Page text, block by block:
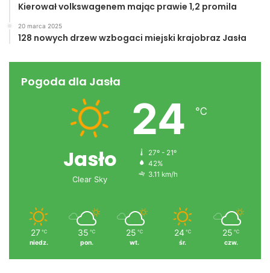
Kierował volkswagenem mając prawie 1,2 promila
20 marca 2025
128 nowych drzew wzbogaci miejski krajobraz Jasła
Pogoda dla Jasła
Jasło
Clear Sky
24 ℃
27º - 21º
42%
3.11 km/h
27 ℃
niedz.
35 ℃
pon.
25 ℃
wt.
24 ℃
śr.
25 ℃
czw.